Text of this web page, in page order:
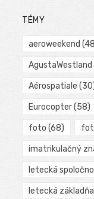
TÉMY
aeroweekend
AgustaWestland
Aérospatiale
Eurocopter(58)
foto (68)
imatrikulačný
letecká
letecká základňa